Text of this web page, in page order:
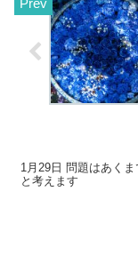
1月29日 問題はあく
と考えます